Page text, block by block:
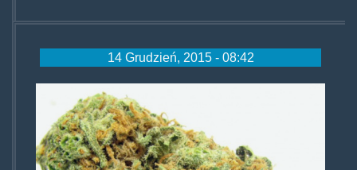
14 Grudzień, 2015 - 08:42